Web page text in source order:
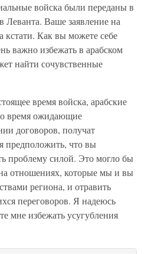
войска были переданы в
Леванта. Ваше заявление на
кстати. Как вы можете себе
важно избежать в арабском
найти сочувственные
время войска, арабские
время ожидающие
договоров, получат
предположить, что вы
проблему силой. Это могло бы
на отношениях, которые мы и вы
региона, и отравить
переговоров. Я надеюсь
мне избежать усугубления